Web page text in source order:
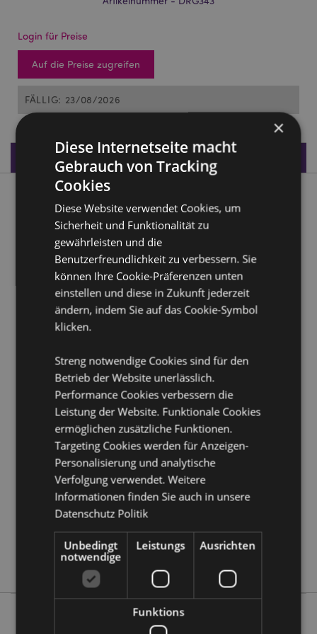
Login für Preise
Auf die Preise zugreifen
FÄLLIG: 23/08/2026
Produktdaten
Produktbeschreibung
Dark Legends Drache Räucherbrenner
Material:Harz
Zur Verwendung mit:Räucherstäbchen
Produkttressourcen:
Möchten Sie mehr über den Einkauf bei Puckator
Kundeninformationen.
Produktattribute
Information
Höhe 10.5cm Breite 30.5cm Tiefe 5cm
5055071699702
18
0.556000
Keine
Keine
Keine
Dark Legends
×
Diese Internetseite macht
Gebrauch von Tracking
Cookies
Diese Website verwendet Cookies, um
Sicherheit und Funktionalität zu
gewährleisten und die
Benutzerfreundlichkeit zu verbessern. Sie
können Ihre Cookie-Präferenzen unten
einstellen und diese in Zukunft jederzeit
ändern, indem Sie auf das Cookie-Symbol
klicken.
Streng notwendige Cookies sind für den
Betrieb der Website unerlässlich.
Performance Cookies verbessern die
Leistung der Website. Funktionale Cookies
ermöglichen zusätzliche Funktionen.
Targeting Cookies werden für Anzeigen-
Personalisierung und analytische
Verfolgung verwendet. Weitere
Informationen finden Sie auch in unsere
Datenschutz Politik
Unbedingt
notwendige
Leistungs Ausrichten
Funktions